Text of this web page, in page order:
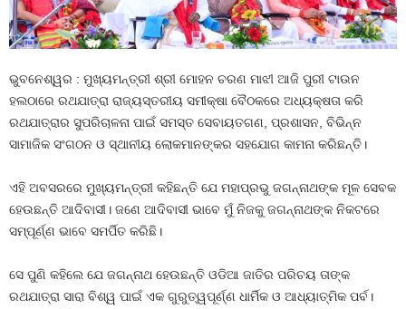
ଭୁବନେଶ୍ୱର : ମୁଖ୍ୟମନ୍ତ୍ରୀ ଶ୍ରୀ ମୋହନ ଚରଣ ମାଝୀ ଆଜି ପୁରୀ ଟାଉନ
ହଲଠାରେ ରଥଯାତ୍ରା ରାଜ୍ୟସ୍ତରୀୟ ସମୀକ୍ଷା ବୈଠକରେ ଅଧ୍ୟକ୍ଷତା କରି
ରଥଯାତ୍ରାର ସୁପରିଚାଳନା ପାଇଁ ସମସ୍ତ ସେବାୟତଗଣ, ପ୍ରଶାସନ, ବିଭିନ୍ନ
ସାମାଜିକ ସଂଗଠନ ଓ ସ୍ଥାନୀୟ ଲୋକମାନଙ୍କର ସହଯୋଗ କାମନା କରିଛନ୍ତି।
ଏହି ଅବସରରେ ମୁଖ୍ୟମନ୍ତ୍ରୀ କହିଛନ୍ତି ଯେ ମହାପ୍ରଭୁ ଜଗନ୍ନାଥଙ୍କ ମୂଳ ସେବକ
ହେଉଛନ୍ତି ଆଦିବାସୀ। ଜଣେ ଆଦିବାସୀ ଭାବେ ମୁଁ ନିଜକୁ ଜଗନ୍ନାଥଙ୍କ ନିକଟରେ
ସମ୍ପୂର୍ଣ୍ଣ ଭାବେ ସମର୍ପିତ କରିଛି।
ସେ ପୁଣି କହିଲେ ଯେ ଜଗନ୍ନାଥ ହେଉଛନ୍ତି ଓଡିଆ ଜାତିର ପରିଚୟ ତାଙ୍କ
ରଥଯାତ୍ରା ସାରା ବିଶ୍ୱ ପାଇଁ ଏକ ଗୁରୁତ୍ୱପୂର୍ଣ୍ଣ ଧାର୍ମିକ ଓ ଆଧ୍ୟାତ୍ମିକ ପର୍ବ।